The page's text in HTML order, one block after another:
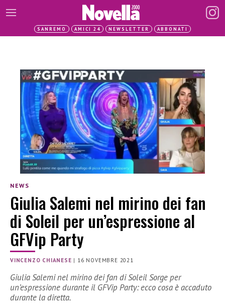
SANREMO AMICI 24 NEWSLETTER ABBONATI
NEWS
Giulia Salemi nel mirino dei fan
di Soleil per un’espressione al
GFVip Party
VINCENZO CHIANESE | 16 NOVEMBRE 2021
Giulia Salemi nel mirino dei fan di Soleil Sorge per
un’espressione durante il GFVip Party: ecco cosa è accaduto
durante la diretta.